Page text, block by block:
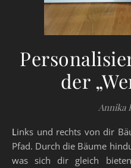
der
Annika
Links und rechts von dir Bäume, vor dir nur ein schmaler
Pfad. Durch die Bäume
was sich dir gleich